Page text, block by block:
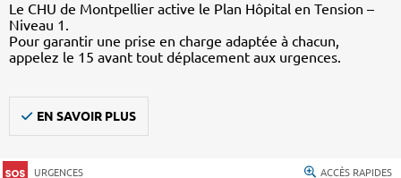
Le CHU de Montpellier active le Plan Hôpital en Tension –
Niveau 1.
Pour garantir une prise en charge adaptée à chacun,
appelez le 15 avant tout déplacement aux urgences.
EN SAVOIR PLUS
URGENCES ACCÈS RAPIDES